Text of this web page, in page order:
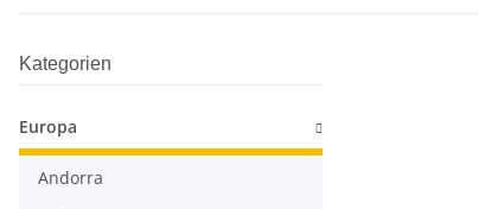
Kategorien
Europa
Andorra